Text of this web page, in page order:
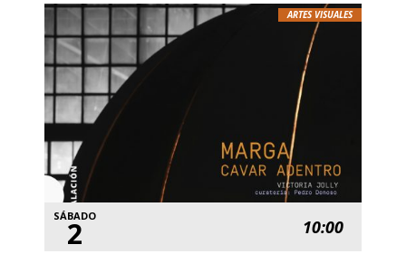
ARTES VISUALES
SÁBADO
2 10:00